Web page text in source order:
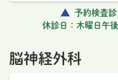
予約検査
休診日：木曜日午
脳神経外科